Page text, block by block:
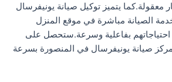
معقولة.كما يتميز توكيل صيانة يونيفرسال
الصيانة مباشرة في موقع المنزل
احتياجاتهم بفاعلية وسرعة.ستحصل على
صيانة يونيفرسال في المنصورة بسرعة